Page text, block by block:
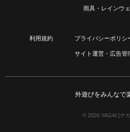
雨具・レインウ
利用規約 プライバシーポリシ
サイト運営・広告管
外遊びをみんなで
© 2026 YAGAI [ヤ